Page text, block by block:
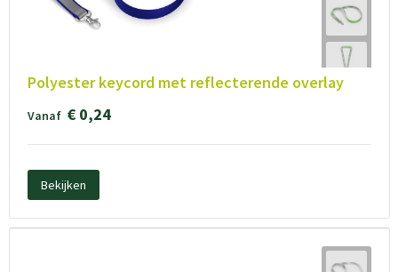
Polyester keycord met reflecterende overlay
Vanaf € 0,24
Bekijken